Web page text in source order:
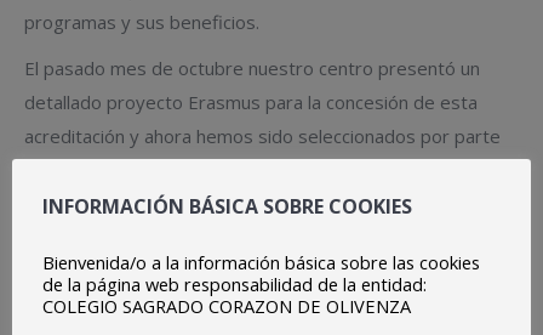
programas y sus beneficios.
El pasado mes de octubre nuestro centro presentó un
detallado proyecto Erasmus para la concesión de esta
acreditación y ahora hemos sido seleccionados por parte
la Educación).
Este nuevo sistema de acreditación facilitará nuestras
solicitudes de subvenciones Erasmus + para el período
2021-2027. Entre otras ventajas, una de las consecuencias
INFORMACIÓN BÁSICA SOBRE COOKIES
Bienvenida/o a la información básica sobre las cookies
de la página web responsabilidad de la entidad:
COLEGIO SAGRADO CORAZON DE OLIVENZA